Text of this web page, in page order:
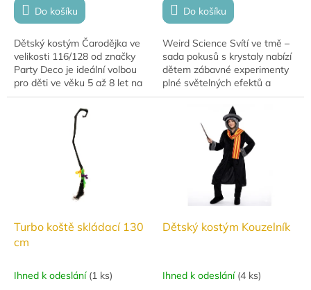
Do košíku
Dětský kostým Čarodějka ve
velikosti 116/128 od značky
Party Deco je ideální volbou
pro děti ve věku 5 až 8 let na
Halloween, karneval nebo
tematickou párty. Kostým
Do košíku
Weird Science Svítí ve tmě –
sada pokusů s krystaly nabízí
dětem zábavné experimenty
plné světelných efektů a
objevování. Pomocí kreativní
sady si mohou vyrobit svítící...
Turbo koště skládací 130
cm
Ihned k odeslání (1 ks)
Dětský kostým Kouzelník
Ihned k odeslání (4 ks)